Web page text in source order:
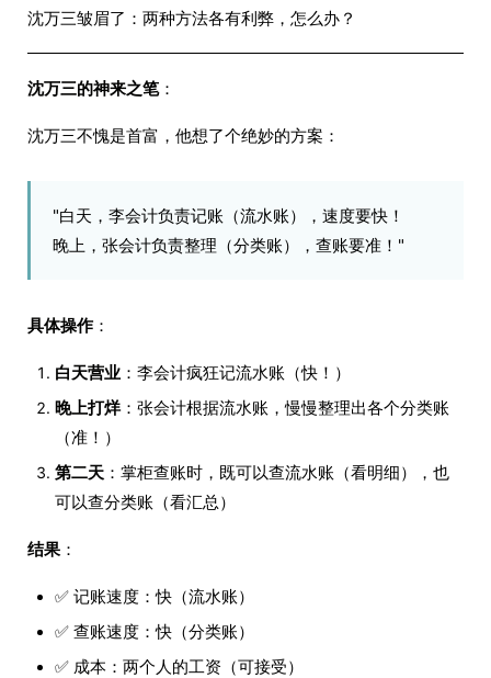
沈万三皱眉了：两种方法各有利弊，怎么办？
沈万三的神来之笔：
沈万三不愧是首富，他想了个绝妙的方案：
"白天，李会计负责记账（流水账），速度要快！
晚上，张会计负责整理（分类账），查账要准！"
具体操作 ：
白天营业 ：李会计疯狂记流水账（快！）
晚上打烊：张会计根据流水账，慢慢整理出各个分类账
（准！）
第二天 ：掌柜查账时，既可以查流水账（看明细），也
可以查分类账（看汇总）
结果 ：
✅ 记账速度：快（流水账）
✅ 查账速度：快（分类账）
✅ 成本：两个人的工资（可接受）